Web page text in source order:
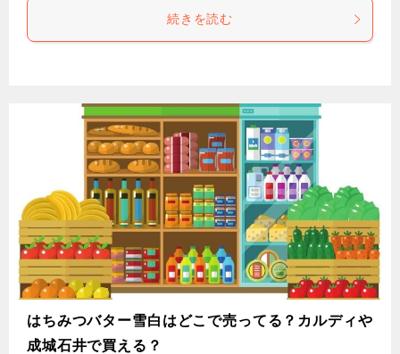
続きを読む
はちみつバター雪白はどこで売ってる？カルディや
成城石井で買える？